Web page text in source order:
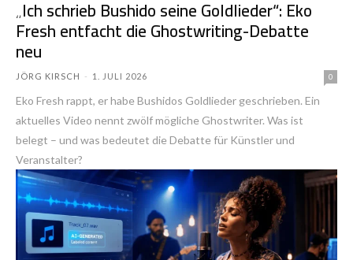
„Ich schrieb Bushido seine Goldlieder“: Eko
Fresh entfacht die Ghostwriting-Debatte
neu
JÖRG KIRSCH - 1. JULI 2026 0
Eko Fresh rappt, er habe Bushidos Goldlieder geschrieben. Ein
aktuelles Video nennt zwölf mögliche Ghostwriter. Was ist
belegt – und was bedeutet die Debatte für Künstler und
Veranstalter?